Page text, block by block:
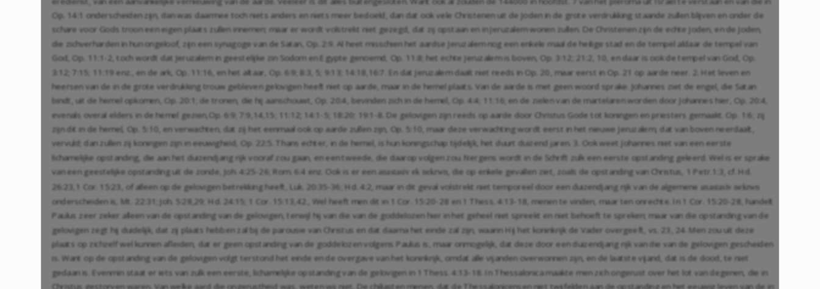
Op. 14:1 onderscheiden zijn, dan was daarmee toch niets anders en niets meer bedoeld, dan dat ook vele Christenen uit de Joden in de grote verdrukking staande zullen blijven en onder de
schare voor Gods troon een eigen plaats zullen innemen; maar er wordt volstrekt niet gezegd, dat zij opstaan en in Jeruzalem wonen zullen. De Christenen zijn de echte Joden, en de Joden,
die zichverharden in hun ongeloof, zijn een synagoge van de Satan, Op. 2:9 . Al heet misschien het aardse Jeruzalem nog een enkele maal de heilige stad en de tempel aldaar de tempel van
God, Op. 11:1-2 , toch wordt dat Jeruzalem in geestelijke zin Sodom en Egypte genoemd, Op. 11:8 ; het echte Jeruzalem is boven, Op. 3:12 21:2 10 , en daar is ook de tempel van God, Op.
3:12 7:15 11:19 enz., en de ark, Op. 11:16 , en het altaar, Op. 6:9; 8:3 5 9:13 14:18 16 :7. En dat Jeruzalem daalt niet reeds in Op. 20 , maar eerst in Op. 21 op aarde neer. 2. Het leven en
heersen van de in de grote verdrukking trouw gebleven gelovigen heeft niet op aarde, maar in de hemel plaats. Van de aarde is met geen woord sprake. Johannes ziet de engel, die Satan
bindt, uit de hemel opkomen, Op. 20:1 ; de tronen, die hij aanschouwt, Op. 20:4 , bevinden zich in de hemel, Op. 4:4 11:16 ; en de zielen van de martelaren worden door Johannes hier, Op. 20:4
evenals overal elders in de hemel gezien, Op. 6:9; 7:9 14 15 11:12 14:1-5 18:20 19:1-8 . De gelovigen zijn reeds op aarde door Christus Gode tot koningen en priesters gemaakt. Op. 1:6 ; zij
zijn dit in de hemel, Op. 5:10 , en verwachten, dat zij het eenmaal ook op aarde zullen zijn, Op. 5:10 , maar deze verwachting wordt eerst in het nieuwe Jeruzalem, dat van boven neerdaalt,
vervuld; dan zullen zij koningen zijn in eeuwigheid, Op. 22:5 . Thans echter, in de hemel, is hun koningschap tijdelijk, het duurt duizend jaren. 3. Ook weet Johannes niet van een eerste
lichamelijke opstanding, die aan het duizendjarig rijk vooraf zou gaan, en een tweede, die daarop volgen zou. Nergens wordt in de Schrift zulk een eerste opstanding geleerd. Wel is er sprake
van een geestelijke opstanding uit de zonde, Joh. 4:25-26 Rom. 6:4 enz. Ook is er een anastasiv ek nekrwn , die op enkele gevallen ziet, zoals de opstanding van Christus, 1 Petr.1:3 , cf.Hd.
26:23 1 Cor. 15:23 , of alleen op de gelovigen betrekking heeft, Luk. 20:35-36 Hd. 4:2 , maar in dit geval volstrekt niet temporeel door een duizendjarig rijk van de algemene anastasiv nekrwn
onderscheiden is, Mt. 22:31 Joh. 5:28 29 Hd. 24:15 1 Cor. 15:13 42 ., Wel heeft men dit in 1 Cor. 15:20-28 en 1 Thess. 4:13-18 , menen te vinden, maar ten onrechte. In 1 Cor. 15:20-28 , handelt
Paulus zeer zeker alleen van de opstanding van de gelovigen, terwijl hij van die van de goddelozen hier in het geheel niet spreekt en niet behoeft te spreken; maar van die opstanding van de
gelovigen zegt hij duidelijk, dat zij plaats hebben zal bij de parousie van Christus en dat daarna het einde zal zijn, waarin Hij het koninkrijk de Vader overgeeft, vs. 23, 24. Men zou uit deze
plaats op zichzelf wel kunnen afleiden, dat er geen opstanding van de goddelozen volgens Paulus is, maar onmogelijk, dat deze door een duizendjarig rijk van die van de gelovigen gescheiden
is. Want op de opstanding van de gelovigen volgt terstond het einde en de overgave van het koninkrijk, omdat alle vijanden overwonnen zijn, en de laatste vijand, dat is de dood, te niet
gedaan is. Evenmin staat er iets van zulk een eerste, lichamelijke opstanding van de gelovigen in 1 Thess. 4:13-18 . In Thessalonica maakte men zich ongerust over het lot van degenen, die in
Christus gestorven waren. Van welke aard die ongerustheid was, weten wij niet. De chiliasten menen, dat de Thessalonicensen niet twijfelden aan de opstanding en het eeuwig leven van de in